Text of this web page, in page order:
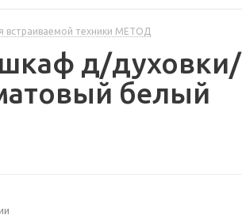
встраиваемой техники МЕТОД
шкаф д/духовки/
белый